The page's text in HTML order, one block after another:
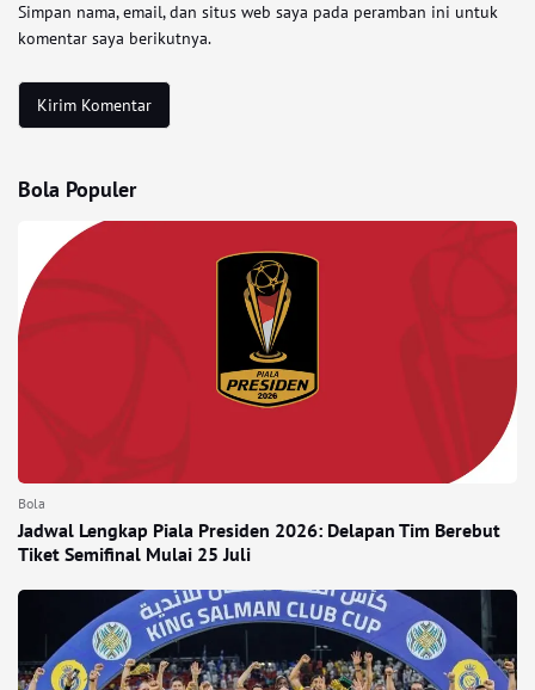
Simpan nama, email, dan situs web saya pada peramban ini untuk
komentar saya berikutnya.
Bola Populer
Bola
Jadwal Lengkap Piala Presiden 2026: Delapan Tim Berebut
Tiket Semifinal Mulai 25 Juli